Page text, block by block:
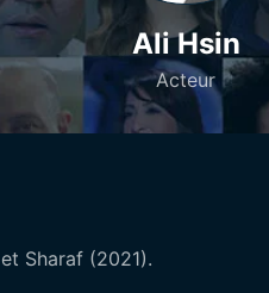
Ali Hsin
Acteur
Sharaf (2021).